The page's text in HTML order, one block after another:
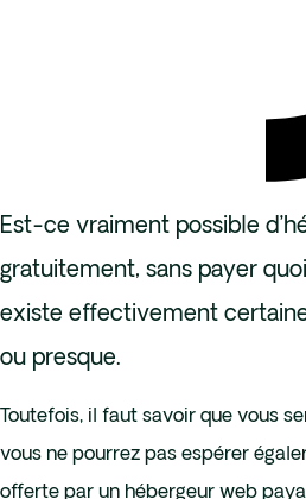
Est-ce vraiment possible
gratuitement, sans payer
existe effectivement
ou presque.
Toutefois, il faut savoir que vous
vous ne pourrez pas espérer
offerte par un hébergeur web